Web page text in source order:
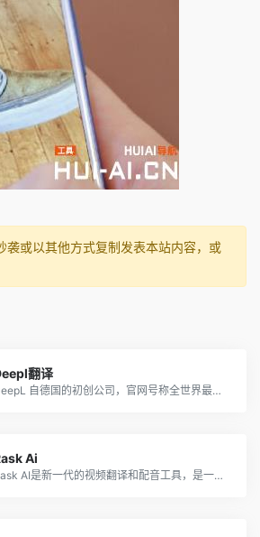
或以其他方式复制发表本站内容，或
翻译
DeepL 自德国的初创公司，官网号称全世界最准确的翻译，最初的翻译服务主要以欧洲语系为主。在中英互翻、日英互翻的表现上远胜于 Google 翻译。
Ai
Rask AI是新一代的视频翻译和配音工具，是一个利用先进的人工智能技术来自动化视频内容本地化和翻译过程的平台。